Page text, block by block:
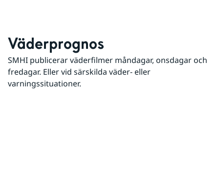
Väderprognos
SMHI publicerar väderfilmer måndagar, onsdagar och
fredagar. Eller vid särskilda väder- eller
varningssituationer.